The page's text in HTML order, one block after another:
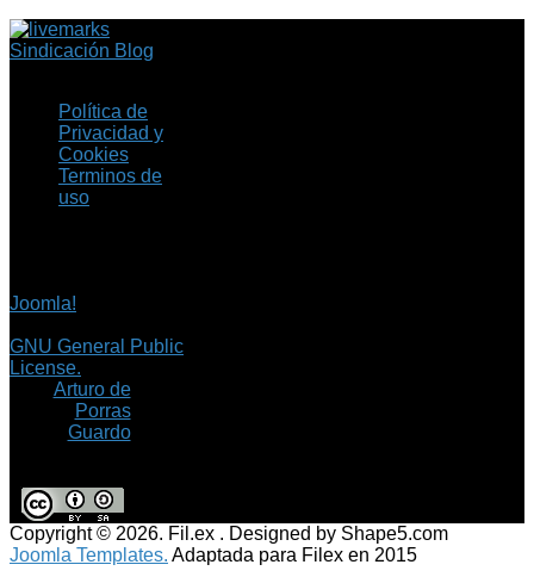
Sindicación Blog
Política de
Privacidad y
Cookies
Terminos de
uso
Joomla!
GNU General Public
License.
Arturo de
Porras
Guardo
Copyright © 2026. Fil.ex . Designed by Shape5.com
Joomla Templates. Adaptada para Filex en 2015